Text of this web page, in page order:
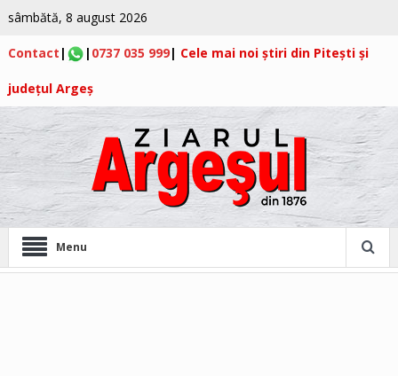
sâmbătă, 8 august 2026
Contact | | 0737 035 999| Cele mai noi știri din Pitești și
județul Argeș
Menu